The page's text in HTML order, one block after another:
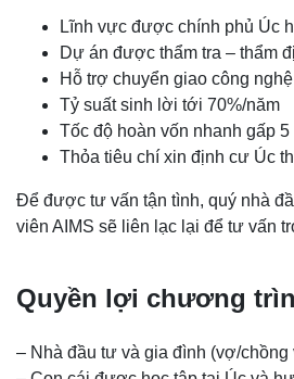
Lĩnh vực được chính phủ Úc
Dự án được thẩm tra – thẩm
Hỗ trợ chuyển giao công
Tỷ suất sinh lời tới 70%/năm
Tốc độ hoàn vốn nhanh gấp
Thỏa tiêu chí xin định cư Úc
Để được tư vấn tận tình, quý nhà
viên AIMS sẽ liên lạc lại để tư vấn
Quyền lợi chương
– Nhà đầu tư và gia đình (vợ/